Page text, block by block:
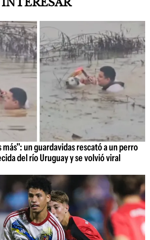
un guardavidas rescató a un perro
del río Uruguay y se volvió viral